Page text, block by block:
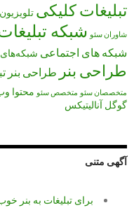
تبلیغات کلیکی تلویزیون
شاوران سئو شبکه
شبکه های اجتماعی
طراحی بنر طراحی بنر
متخصصان سئو متخصص سئو محتوا
گوگل آنالیتیکس
آگهی متنی
برای تبلیغات به بنر